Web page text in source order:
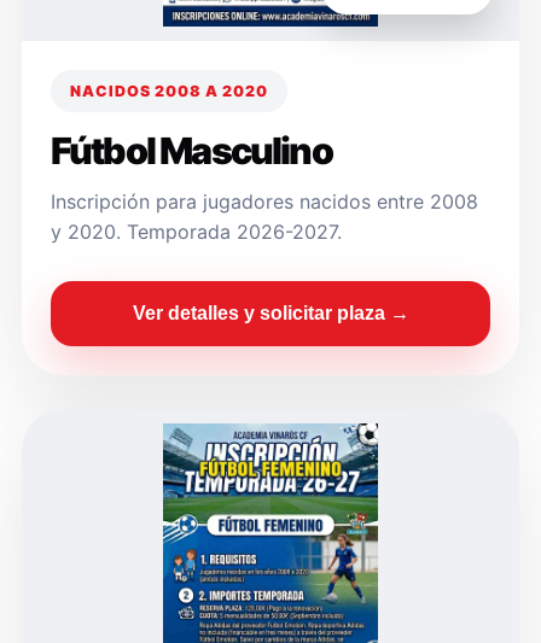
NACIDOS 2008 A 2020
Fútbol Masculino
Inscripción para jugadores nacidos entre 2008
y 2020. Temporada 2026-2027.
Ver detalles y solicitar plaza →